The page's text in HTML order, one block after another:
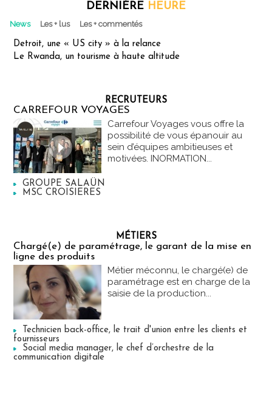
DERNIÈRE HEURE
News Les + lus Les + commentés
Detroit, une « US city » à la relance
Le Rwanda, un tourisme à haute altitude
RECRUTEURS
CARREFOUR VOYAGES
Carrefour Voyages vous offre la
possibilité de vous épanouir au
sein d’équipes ambitieuses et
motivées. INORMATION...
GROUPE SALAÜN
MSC CROISIERES
MÉTIERS
Chargé(e) de paramétrage, le garant de la mise en
ligne des produits
Métier méconnu, le chargé(e) de
paramétrage est en charge de la
saisie de la production...
Technicien back-office, le trait d'union entre les clients et
fournisseurs
Social media manager, le chef d’orchestre de la
communication digitale